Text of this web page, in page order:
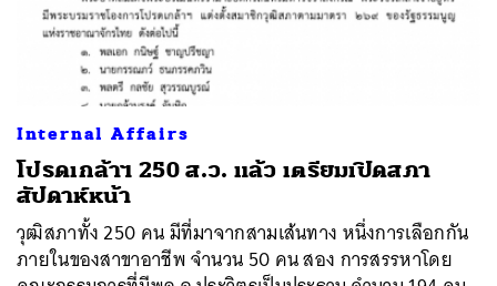
Internal Affairs
โปรดเกล้าฯ 250 ส.ว. แล้ว เตรียมเปิดสภา
สัปดาห์หน้า
วุฒิสภาทั้ง 250 คน มีที่มาจากสามเส้นทาง หนึ่งการเลือกกัน
ภายในของสาขาอาชีพ จำนวน 50 คน สอง การสรรหาโดย